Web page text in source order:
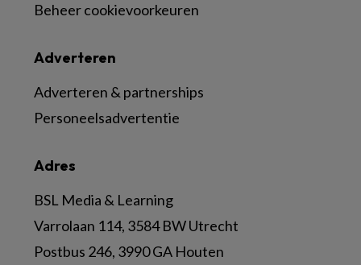
Adres
BSL Media & Learning
Varrolaan 114, 3584 BW Utrecht
Postbus 246, 3990 GA Houten
Adverteren
Adverteren & partnerships
Personeelsadvertentie
Beheer cookievoorkeuren